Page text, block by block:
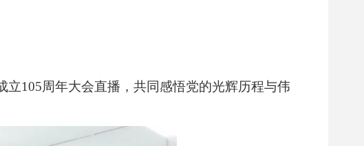
105周年大会直播，共同感悟党的光辉历程与伟